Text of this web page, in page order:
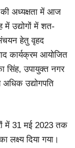
अध्यक्षता में आज
उद्योगों में शत-
हेतु वृहद
कार्यक्रम आयोजित
सिंह, उपायुक्त नगर
उद्योगपति
में 31 मई 2023 तक
लक्ष्य दिया गया।